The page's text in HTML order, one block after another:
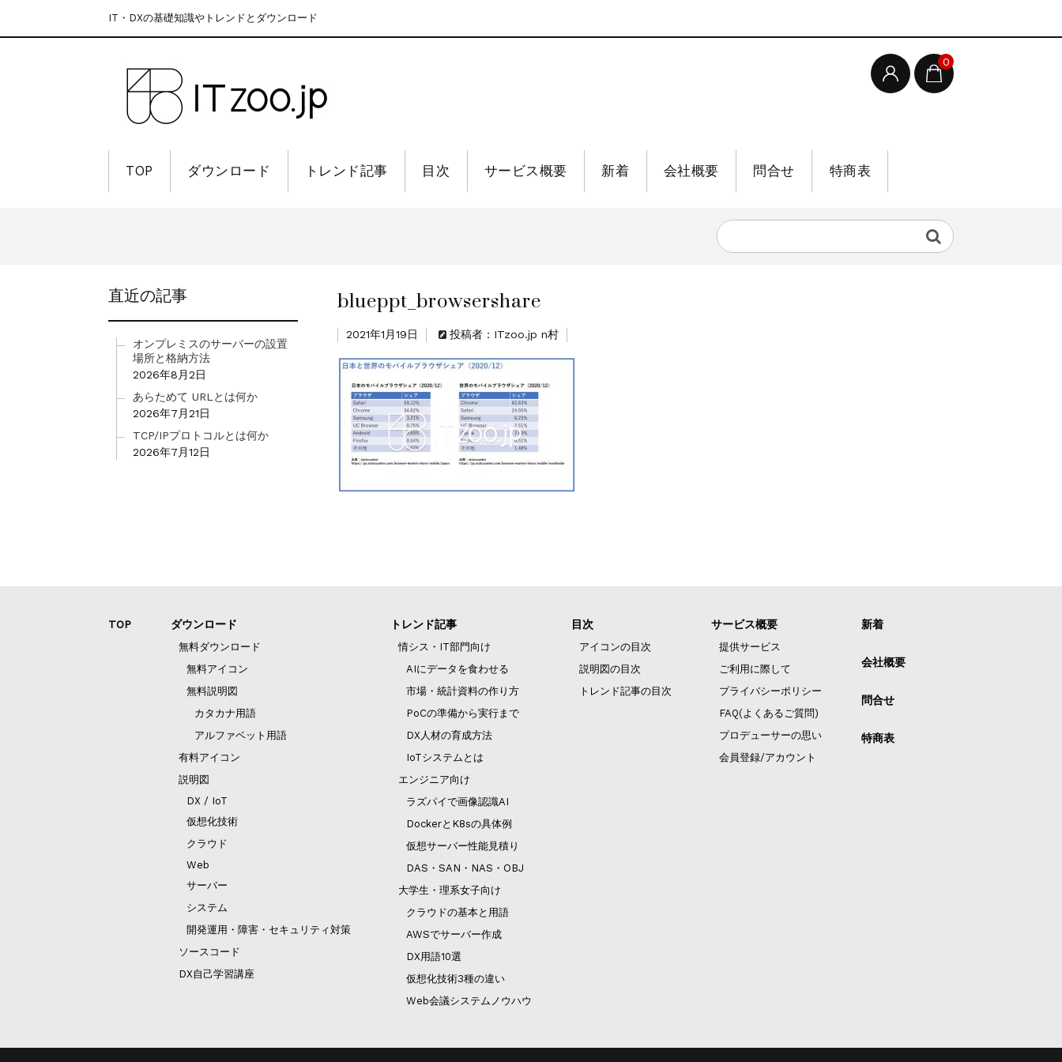
IT・DXの基礎知識やトレンドとダウンロード
0
TOP ダウンロード トレンド記事 目次 サービス概要 新着 会社概要 問合せ 特商表
blueppt_browsershare
2021年1月19日 投稿者：ITzoo.jp n村
直近の記事
オンプレミスのサーバーの設置
場所と格納方法
2026年8月2日
あらためて URLとは何か
2026年7月21日
TCP/IPプロトコルとは何か
2026年7月12日
TOP ダウンロード
無料ダウンロード
無料アイコン
無料説明図
カタカナ用語
アルファベット用語
有料アイコン
説明図
DX / IoT
仮想化技術
クラウド
Web
サーバー
システム
開発運用・障害・セキュリティ対策
ソースコード
DX自己学習講座
トレンド記事
情シス・IT部門向け
AIにデータを食わせる
市場・統計資料の作り方
PoCの準備から実行まで
DX人材の育成方法
IoTシステムとは
エンジニア向け
ラズパイで画像認識AI
DockerとK8sの具体例
仮想サーバー性能見積り
DAS・SAN・NAS・OBJ
大学生・理系女子向け
クラウドの基本と用語
AWSでサーバー作成
DX用語10選
仮想化技術3種の違い
Web会議システムノウハウ
目次
アイコンの目次
説明図の目次
トレンド記事の目次
サービス概要
提供サービス
ご利用に際して
プライバシーポリシー
FAQ(よくあるご質問)
プロデューサーの思い
会員登録/アカウント
新着
会社概要
問合せ
特商表